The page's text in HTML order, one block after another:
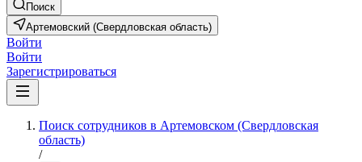
Поиск
Артемовский (Свердловская область)
Войти
Войти
Зарегистрироваться
Поиск сотрудников в Артемовском (Свердловская
область)
/